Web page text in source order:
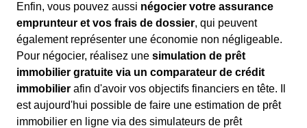
Enfin, vous pouvez aussi négocier votre assurance
emprunteur et vos frais de dossier, qui peuvent
également représenter une économie non négligeable.
Pour négocier, réalisez une simulation de prêt
immobilier gratuite via un comparateur de crédit
immobilier afin d'avoir vos objectifs financiers en tête. Il
est aujourd'hui possible de faire une estimation de prêt
immobilier en ligne via des simulateurs de prêt